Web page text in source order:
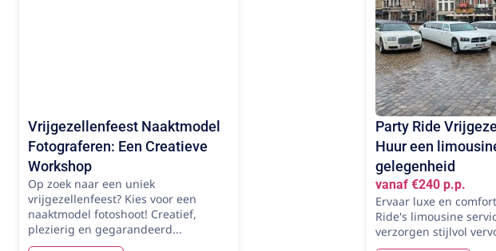
Vrijgezellenfeest Naaktmodel
Fotograferen: Een Creatieve
Workshop
Op zoek naar een uniek
vrijgezellenfeest? Kies voor een
naaktmodel fotoshoot! Creatief,
plezierig en gegarandeerd...
Party Ride
Huur een
gelegenheid
vanaf €240 p.p.
Ervaar luxe en
Ride's limousine
verzorgen stijlvol